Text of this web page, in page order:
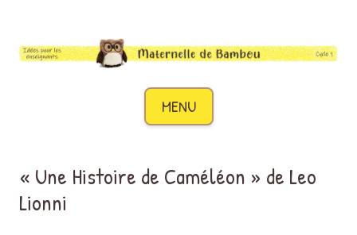
MENU
Aller au contenu
« Une Histoire de Caméléon » de Leo
Lionni